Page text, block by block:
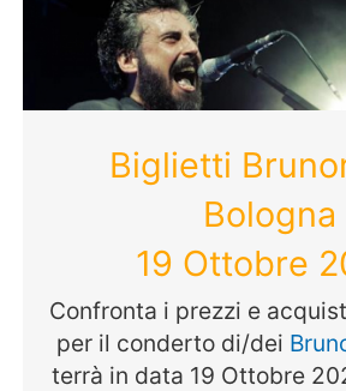
Biglietti
Bologna
19 Ottobre
Confronta i prezzi e
per il conderto di/dei
terrà in data 19 Ottobre